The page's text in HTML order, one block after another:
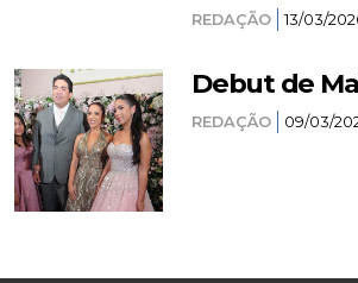
REDAÇÃO 13/03/
Debut de
REDAÇÃO 09/03/